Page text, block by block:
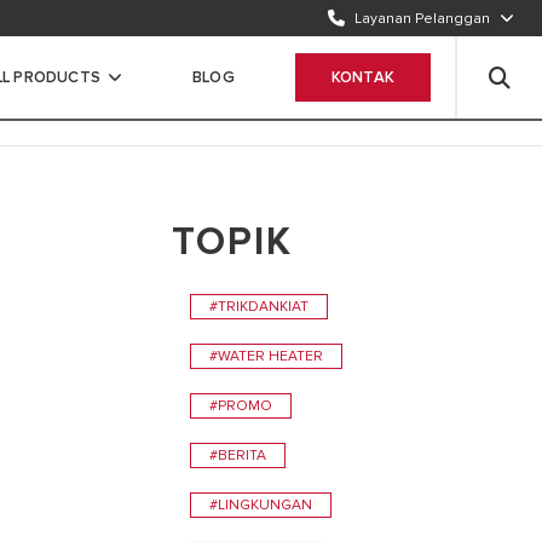
Layanan Pelanggan
PRODUCTS BLOG KONTAK
TOPIK
#TRIKDANKIAT
#WATER HEATER
#PROMO
#BERITA
#LINGKUNGAN